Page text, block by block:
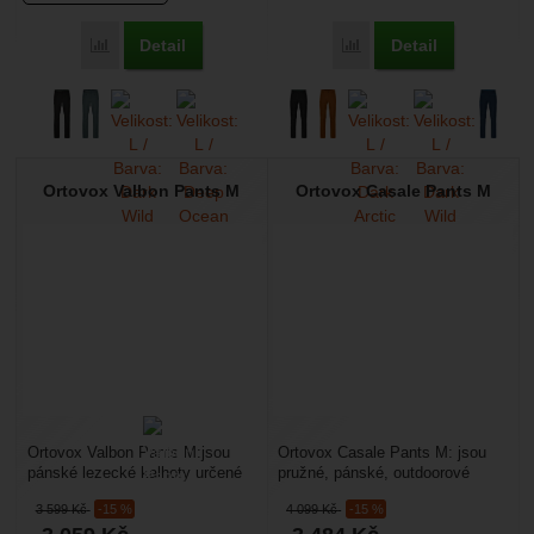
Přidat 'Ortovox Brenta Pants M' k porovnání
Detail Přidat 'Ortovox Pelmo
Detail
Ortovox Valbon Pants M
3 599Kč -15 %
Ortovox Valbon Pants M:jsou
pánské lezecké kalhoty určené
lezení na skalách,...
Ortovox Casale Pants M
4 099Kč -15 %
Ortovox Casale Pants M: jsou
pružné, pánské, outdoorové
na lezení,...